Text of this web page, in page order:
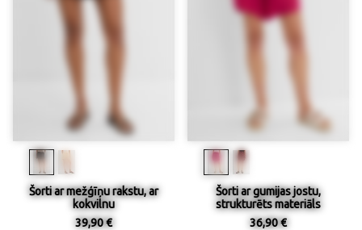
Šorti ar mežģīņu rakstu, ar
kokvilnu
39,90 €
Šorti ar gumijas jostu,
strukturēts materiāls
36,90 €